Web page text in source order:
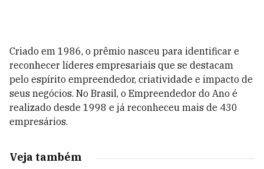
Criado em 1986, o prêmio nasceu para identificar e
reconhecer líderes empresariais que se destacam
pelo espírito empreendedor, criatividade e impacto de
seus negócios. No Brasil, o Empreendedor do Ano é
realizado desde 1998 e já reconheceu mais de 430
empresários.
Veja também